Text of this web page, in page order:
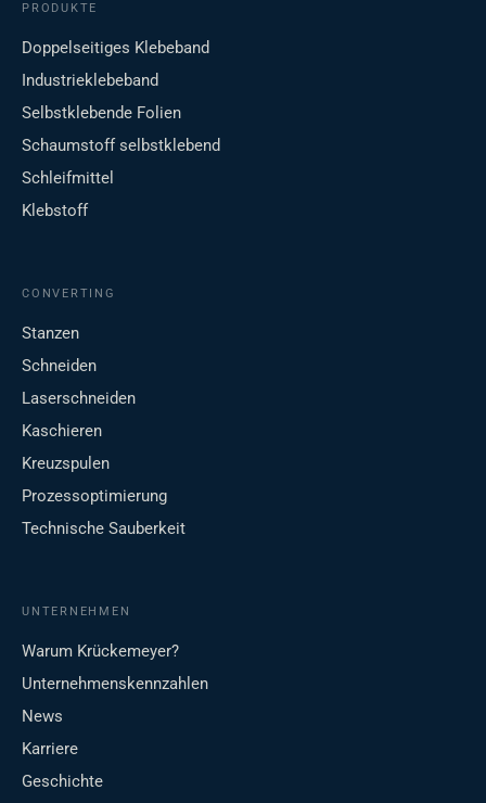
PRODUKTE
Doppelseitiges Klebeband
Industrieklebeband
Selbstklebende Folien
Schaumstoff selbstklebend
Schleifmittel
Klebstoff
CONVERTING
Stanzen
Schneiden
Laserschneiden
Kaschieren
Kreuzspulen
Prozessoptimierung
Technische Sauberkeit
UNTERNEHMEN
Warum Krückemeyer?
Unternehmenskennzahlen
News
Karriere
Geschichte